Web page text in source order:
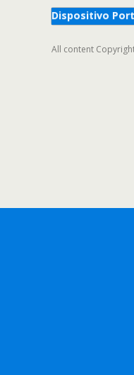
Dispositivo
All content